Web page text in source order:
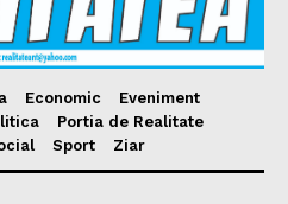
Economic
Eveniment
Portia de Realitate
Sport Ziar